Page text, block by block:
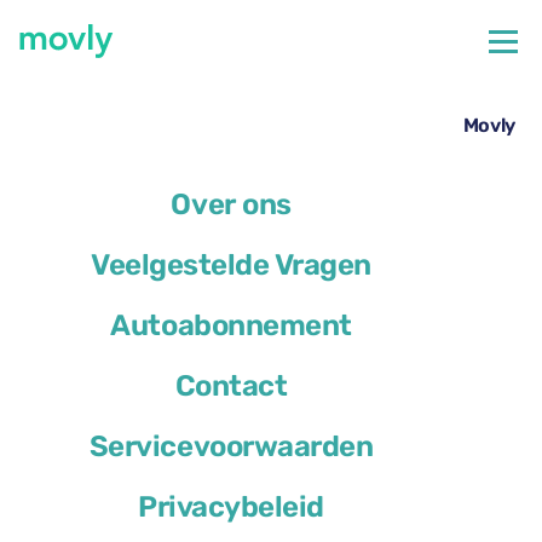
Over ons
Veelgestelde Vragen
Autoabonnement
Contact
Servicevoorwaarden
Privacybeleid
Autoverhuur op Genua Airport – Ford Kuga met Movly